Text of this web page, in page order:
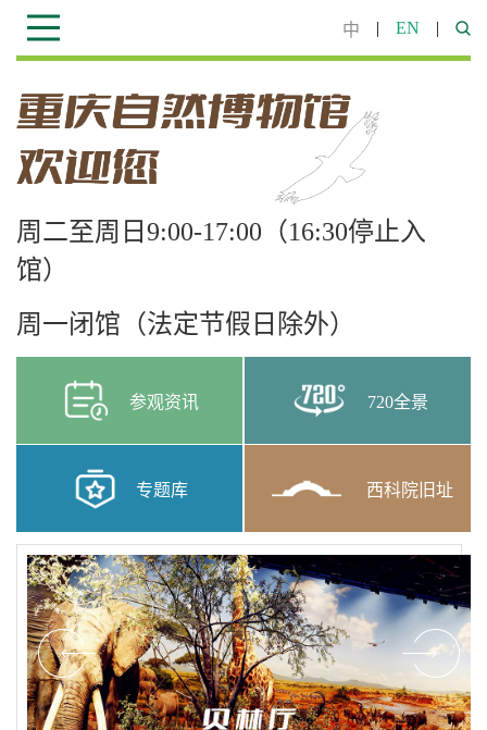
中 | EN |
周二至周日9:00-17:00（16:30停止入
馆）
周一闭馆（法定节假日除外）
参观资讯 720全景
专题库 西科院旧址